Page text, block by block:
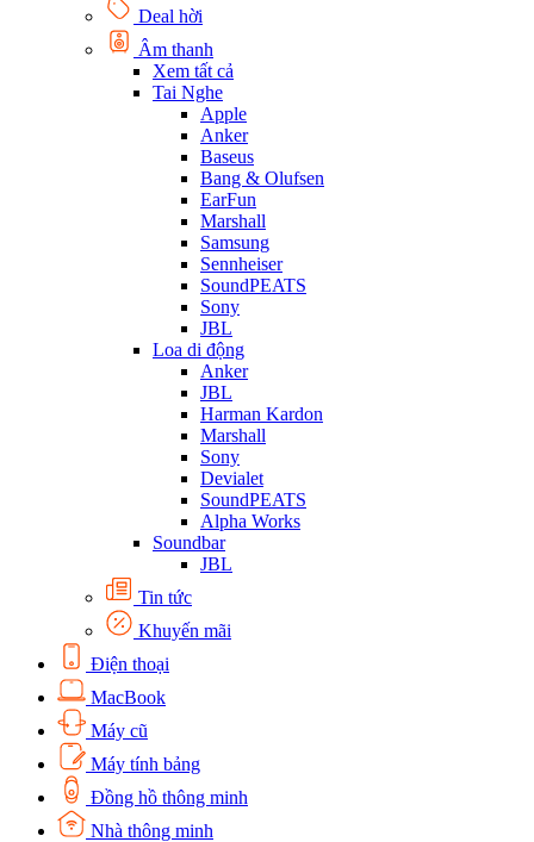
Deal hời
Âm thanh
Xem tất cả
Tai Nghe
Apple
Anker
Baseus
Bang & Olufsen
EarFun
Marshall
Samsung
Sennheiser
SoundPEATS
Sony
JBL
Loa di động
Anker
JBL
Harman Kardon
Marshall
Sony
Devialet
SoundPEATS
Alpha Works
Soundbar
JBL
Tin tức
Khuyến mãi
Điện thoại
MacBook
Máy cũ
Máy tính bảng
Đồng hồ thông minh
Nhà thông minh